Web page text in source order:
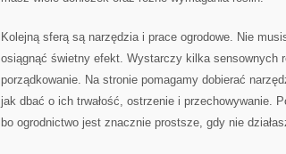
Kolejną sferą są narzędzia i prace ogrodowe. Nie
osiągnąć świetny efekt. Wystarczy kilka sensownych
porządkowanie. Na stronie pomagamy dobierać
jak dbać o ich trwałość, ostrzenie i przechowywanie.
bo ogrodnictwo jest znacznie prostsze, gdy nie